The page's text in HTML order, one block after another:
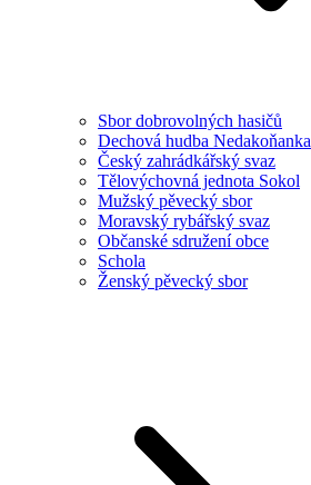
Sbor dobrovolných hasičů
Dechová hudba Nedakoňanka
Český zahrádkářský svaz
Tělovýchovná jednota Sokol
Mužský pěvecký sbor
Moravský rybářský svaz
Občanské sdružení obce
Schola
Ženský pěvecký sbor